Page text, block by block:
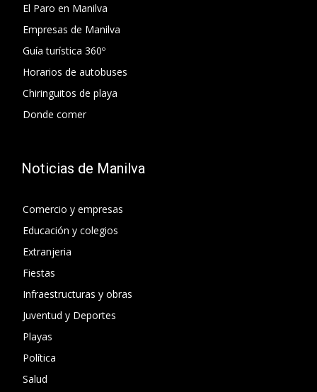
El Paro en Manilva
Empresas de Manilva
Guía turística 360º
Horarios de autobuses
Chiringuitos de playa
Donde comer
Noticias de Manilva
Comercio y empresas
Educación y colegios
Extranjeria
Fiestas
Infraestructuras y obras
Juventud y Deportes
Playas
Política
Salud